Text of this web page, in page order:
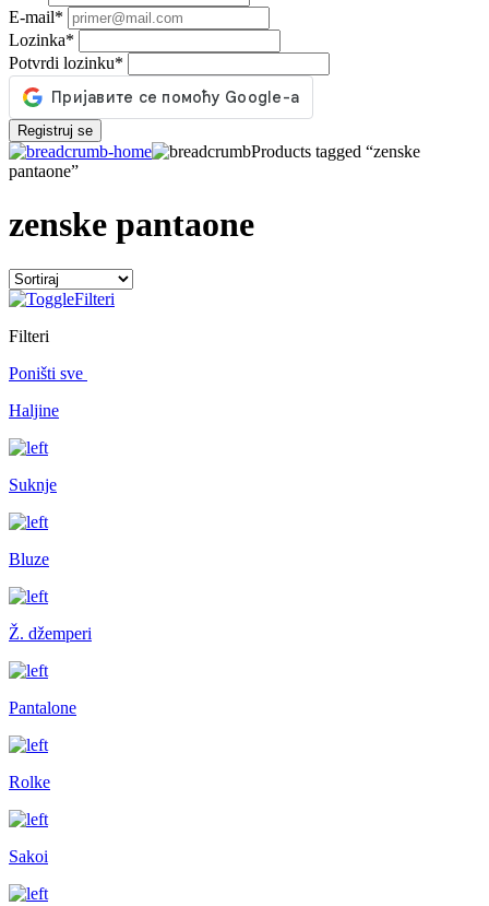
E-mail*
Lozinka*
Potvrdi lozinku*
Registruj se
Products tagged “zenske
pantaone”
zenske pantaone
Filteri
Filteri
Poništi sve
Haljine
Suknje
Bluze
Ž. džemperi
Pantalone
Rolke
Sakoi